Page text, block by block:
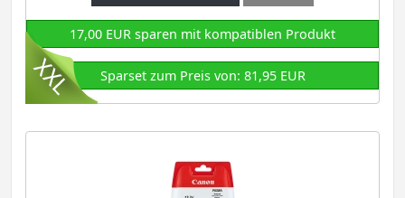
17,00 EUR sparen mit kompatiblen Produkt
Sparset zum Preis von: 81,95 EUR